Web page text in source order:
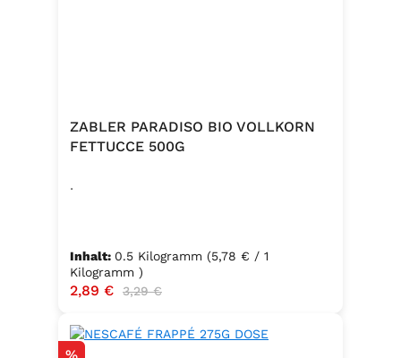
ZABLER PARADISO BIO VOLLKORN
FETTUCCE 500G
.
Inhalt: 0.5 Kilogramm (5,78 € / 1
Kilogramm )
Verkaufspreis:
2,89 € Regulärer Preis:
3,29 €
Rabatt
%